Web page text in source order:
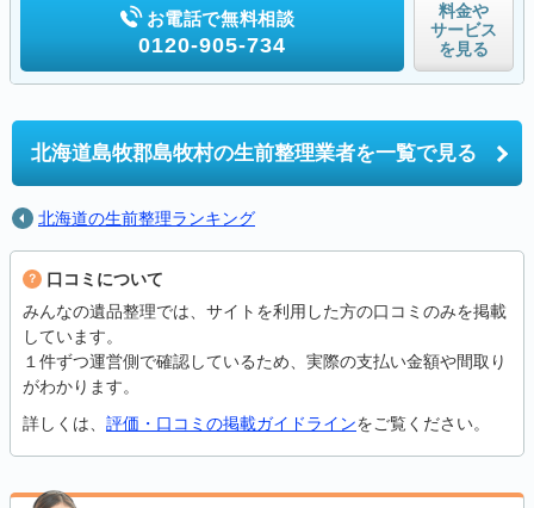
お電話で無料相談
0120-905-734
料金や
サービス
を見る
北海道島牧郡島牧村の生前整理業者を一覧で見る
北海道の生前整理ランキング
口コミについて
みんなの遺品整理では、サイトを利用した方の口コミのみを掲載
しています。
１件ずつ運営側で確認しているため、実際の支払い金額や間取り
がわかります。
詳しくは、 評価・口コミの掲載ガイドラインをご覧ください。